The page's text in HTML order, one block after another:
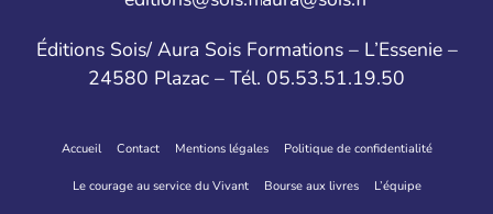
Éditions Sois/ Aura Sois Formations – L’Essenie –
24580 Plazac – Tél. 05.53.51.19.50
Accueil Contact Mentions légales Politique de confidentialité
Le courage au service du Vivant Bourse aux livres L’équipe